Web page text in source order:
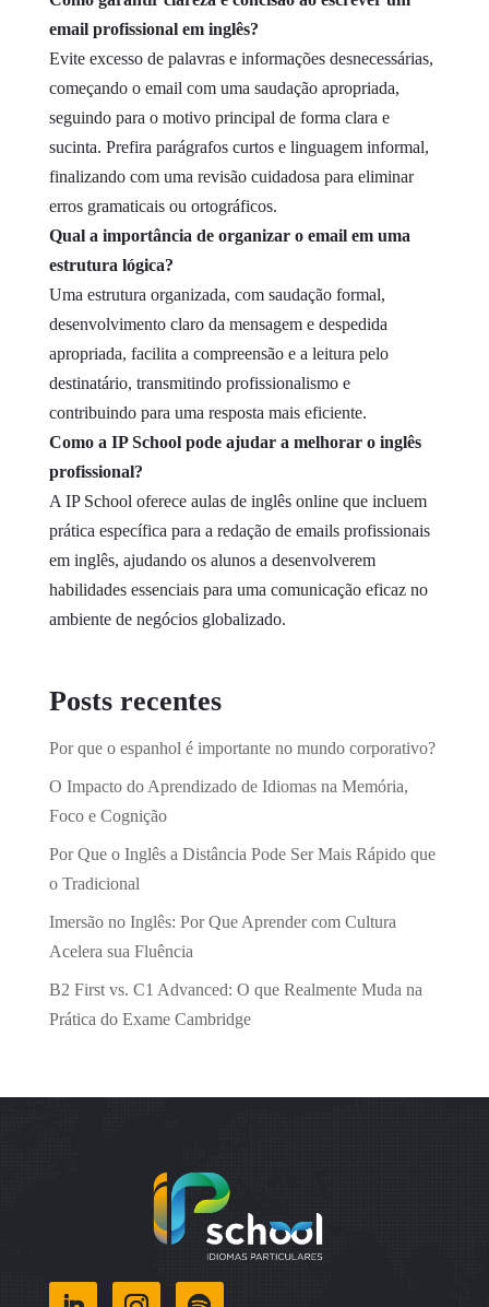
email profissional em inglês?
Evite excesso de palavras e informações desnecessárias,
começando o email com uma saudação apropriada,
seguindo para o motivo principal de forma clara e
sucinta. Prefira parágrafos curtos e linguagem informal,
finalizando com uma revisão cuidadosa para eliminar
erros gramaticais ou ortográficos.
Qual a importância de organizar o email em uma
estrutura lógica?
Uma estrutura organizada, com saudação formal,
desenvolvimento claro da mensagem e despedida
apropriada, facilita a compreensão e a leitura pelo
destinatário, transmitindo profissionalismo e
contribuindo para uma resposta mais eficiente.
Como a IP School pode ajudar a melhorar o inglês
profissional?
A IP School oferece aulas de inglês online que incluem
prática específica para a redação de emails profissionais
em inglês, ajudando os alunos a desenvolverem
habilidades essenciais para uma comunicação eficaz no
ambiente de negócios globalizado.
Posts recentes
Por que o espanhol é importante no mundo corporativo?
O Impacto do Aprendizado de Idiomas na Memória,
Foco e Cognição
Por Que o Inglês a Distância Pode Ser Mais Rápido que
o Tradicional
Imersão no Inglês: Por Que Aprender com Cultura
Acelera sua Fluência
B2 First vs. C1 Advanced: O que Realmente Muda na
Prática do Exame Cambridge